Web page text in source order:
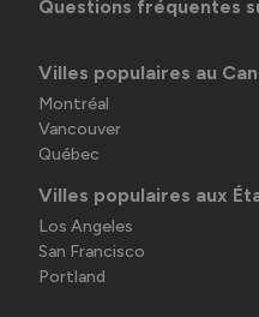
Questions fréquentes
Villes populaires au
Montréal
Vancouver
Québec
Villes populaires aux
Los Angeles
San Francisco
Portland